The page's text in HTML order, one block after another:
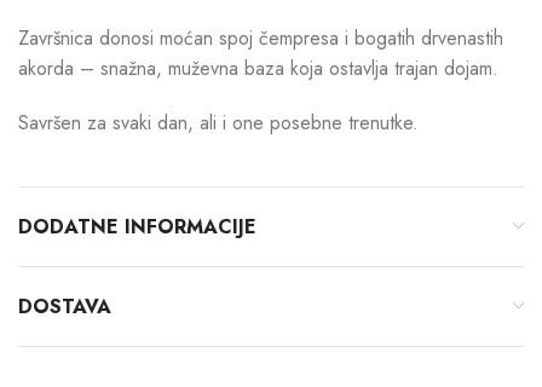
Završnica donosi moćan spoj čempresa i bogatih drvenastih
akorda – snažna, muževna baza koja ostavlja trajan dojam.
Savršen za svaki dan, ali i one posebne trenutke.
DODATNE INFORMACIJE
DOSTAVA